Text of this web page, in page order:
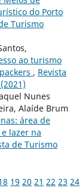
do Porto
Turismo
ao turismo
, Revista
Nunes
Alaíde Brum
área de
lazer na
de Turismo
19 20 21 22 23 24